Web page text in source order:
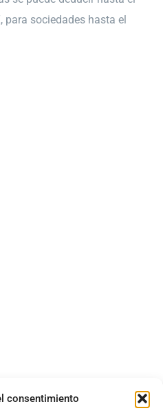
consentimiento
para sociedades hasta el